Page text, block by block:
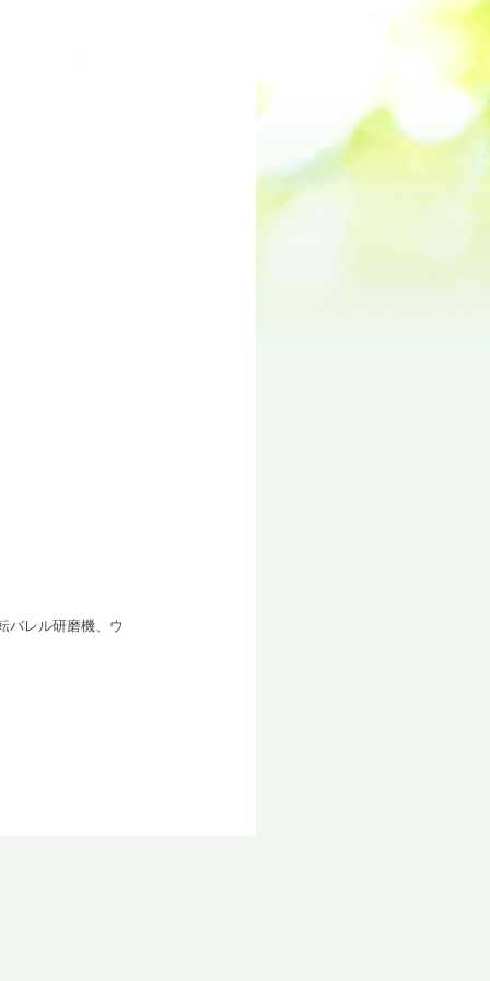
レル研磨機、ウ